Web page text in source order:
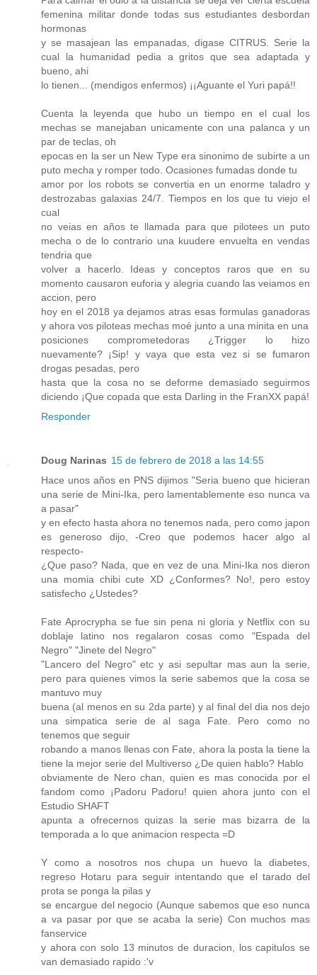
femenina militar donde todas sus estudiantes desbordan
hormonas
y se masajean las empanadas, digase CITRUS. Serie la
cual la humanidad pedia a gritos que sea adaptada y
bueno, ahi
lo tienen... (mendigos enfermos) ¡¡Aguante el Yuri papá!!
Cuenta la leyenda que hubo un tiempo en el cual los
mechas se manejaban unicamente con una palanca y un
par de teclas, oh
epocas en la ser un New Type era sinonimo de subirte a un
puto mecha y romper todo. Ocasiones fumadas donde tu
amor por los robots se convertia en un enorme taladro y
destrozabas galaxias 24/7. Tiempos en los que tu viejo el
cual
no veias en años te llamada para que pilotees un puto
mecha o de lo contrario una kuudere envuelta en vendas
tendria que
volver a hacerlo. Ideas y conceptos raros que en su
momento causaron euforia y alegria cuando las veiamos en
accion, pero
hoy en el 2018 ya dejamos atras esas formulas ganadoras
y ahora vos piloteas mechas moé junto a una minita en una
posiciones comprometedoras ¿Trigger lo hizo
nuevamente? ¡Sip! y vaya que esta vez si se fumaron
drogas pesadas, pero
hasta que la cosa no se deforme demasiado seguirmos
diciendo ¡Que copada que esta Darling in the FranXX papá!
Responder
Doug Narinas 15 de febrero de 2018 a las 14:55
Hace unos años en PNS dijimos "Seria bueno que hicieran
una serie de Mini-Ika, pero lamentablemente eso nunca va
a pasar"
y en efecto hasta ahora no tenemos nada, pero como japon
es generoso dijo, -Creo que podemos hacer algo al
respecto-
¿Que paso? Nada, que en vez de una Mini-Ika nos dieron
una momia chibi cute XD ¿Conformes? No!, pero estoy
satisfecho ¿Ustedes?
Fate Aprocrypha se fue sin pena ni gloria y Netflix con su
doblaje latino nos regalaron cosas como "Espada del
Negro" "Jinete del Negro"
"Lancero del Negro" etc y asi sepultar mas aun la serie,
pero para quienes vimos la serie sabemos que la cosa se
mantuvo muy
buena (al menos en su 2da parte) y al final del dia nos dejo
una simpatica serie de al saga Fate. Pero como no
tenemos que seguir
robando a manos llenas con Fate, ahora la posta la tiene la
tiene la mejor serie del Multiverso ¿De quien hablo? Hablo
obviamente de Nero chan, quien es mas conocida por el
fandom como ¡Padoru Padoru! quien ahora junto con el
Estudio SHAFT
apunta a ofrecernos quizas la serie mas bizarra de la
temporada a lo que animacion respecta =D
Y como a nosotros nos chupa un huevo la diabetes,
regreso Hotaru para seguir intentando que el tarado del
prota se ponga la pilas y
se encargue del negocio (Aunque sabemos que eso nunca
a va pasar por que se acaba la serie) Con muchos mas
fanservice
y ahora con solo 13 minutos de duracion, los capitulos se
van demasiado rapido :'v